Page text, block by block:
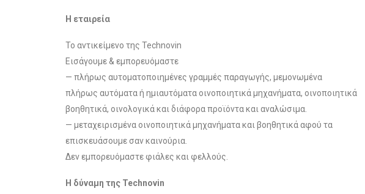
H εταιρεία
Το αντικείμενο της Technovin
Εισάγουμε & εμπορευόμαστε
— πλήρως αυτοματοποιημένες γραμμές παραγωγής, μεμονωμένα
πλήρως αυτόματα ή ημιαυτόματα οινοποιητικά μηχανήματα, οινοποιητικά
βοηθητικά, οινολογικά και διάφορα προϊόντα και αναλώσιμα.
— μεταχειρισμένα οινοποιητικά μηχανήματα και βοηθητικά αφού τα
επισκευάσουμε σαν καινούρια.
Δεν εμπορευόμαστε φιάλες και φελλούς.
Η δύναμη της Technovin